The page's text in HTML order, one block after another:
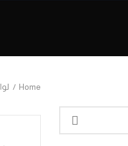
Home